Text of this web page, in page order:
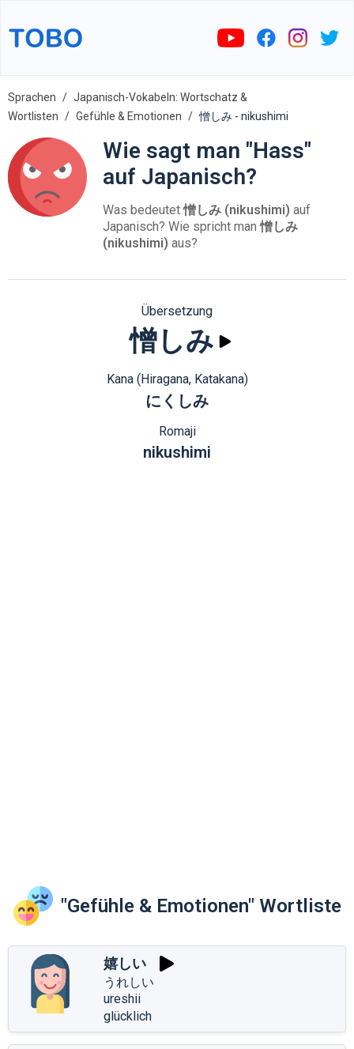
Sprachen
Japanisch-Vokabeln: Wortschatz &
Wortlisten
Gefühle & Emotionen 憎しみ - nikushimi
Wie sagt man "Hass"
auf Japanisch?
Was bedeutet憎しみ (nikushimi) auf
Japanisch? Wie spricht man憎しみ
(nikushimi) aus?
Übersetzung
憎しみ
Kana (Hiragana, Katakana)
にくしみ
Romaji
nikushimi
"Gefühle & Emotionen" Wortliste
嬉しい
うれしい
ureshii
glücklich